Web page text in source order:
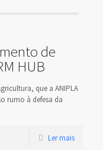
de
HUB
que a ANIPLA
rumo à defesa da
Ler mais